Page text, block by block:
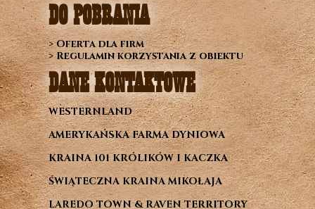
DO POBRANIA
> Oferta dla firm
> Regulamin korzystania z obiektu
DANE KONTAKTOWE
WESTERNLAND
AMERYKAŃSKA FARMA DYNIOWA
KRAINA 101 KRÓLIKÓW I KACZKA
ŚWIĄTECZNA KRAINA MIKOŁAJA
LAREDO TOWN & RAVEN TERRITORY